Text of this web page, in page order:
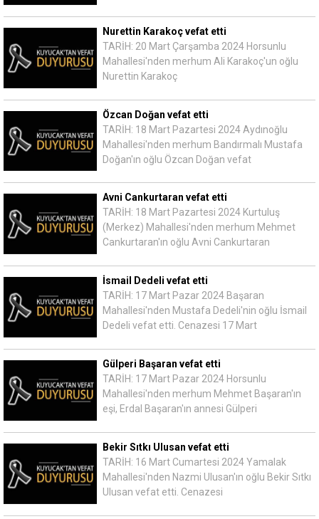
Nurettin Karakoç vefat etti
TARİH: 20 Mart Çarşamba 2024 Horsunlu
Mahallesi'nden merhum Ali Karakoç'un oğlu
Nurettin Karakoç
Özcan Doğan vefat etti
TARİH: 18 Mart Pazartesi 2024 Aydınoğlu
Mahallesi'nden merhum Bandırmalı Mustafa
Doğan'ın oğlu Özcan Doğan vefat
Avni Cankurtaran vefat etti
TARİH: 18 Mart Pazartesi 2024 Kurtuluş
(Merkez) Mahallesi'nden merhum Mehmet
Cankurtaran'ın oğlu Avni Cankurtaran
İsmail Dedeli vefat etti
TARİH: 17 Mart Pazar 2024 Başaran
Mahallesi'nden Mustafa Dedeli'nin oğlu İsmail
Dedeli vefat etti. Cenazesi 17 Mart
Gülperi Başaran vefat etti
TARİH: 17 Mart Pazar 2024 Horsunlu
Mahallesi'nden merhum Mehmet Başaran'ın
eşi, Erdal Başaran'ın annesi Gülperi
Bekir Sıtkı Ulusan vefat etti
TARİH: 16 Mart Cumartesi 2024 Yamalak
Mahallesi'nden Nazmi Ulusan'ın oğlu Bekir Sıtkı
Ulusan vefat etti. Cenazesi